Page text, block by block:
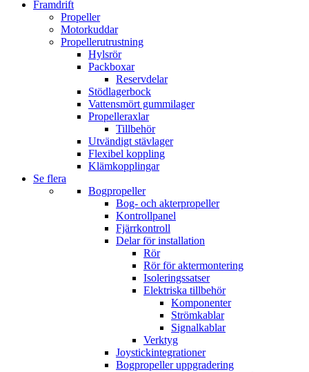
Framdrift
Propeller
Motorkuddar
Propellerutrustning
Hylsrör
Packboxar
Reservdelar
Stödlagerbock
Vattensmört gummilager
Propelleraxlar
Tillbehör
Utvändigt stävlager
Flexibel koppling
Klämkopplingar
Se flera
Bogpropeller
Bog- och akterpropeller
Kontrollpanel
Fjärrkontroll
Delar för installation
Rör
Rör för aktermontering
Isoleringssatser
Elektriska tillbehör
Komponenter
Strömkablar
Signalkablar
Verktyg
Joystickintegrationer
Bogpropeller uppgradering